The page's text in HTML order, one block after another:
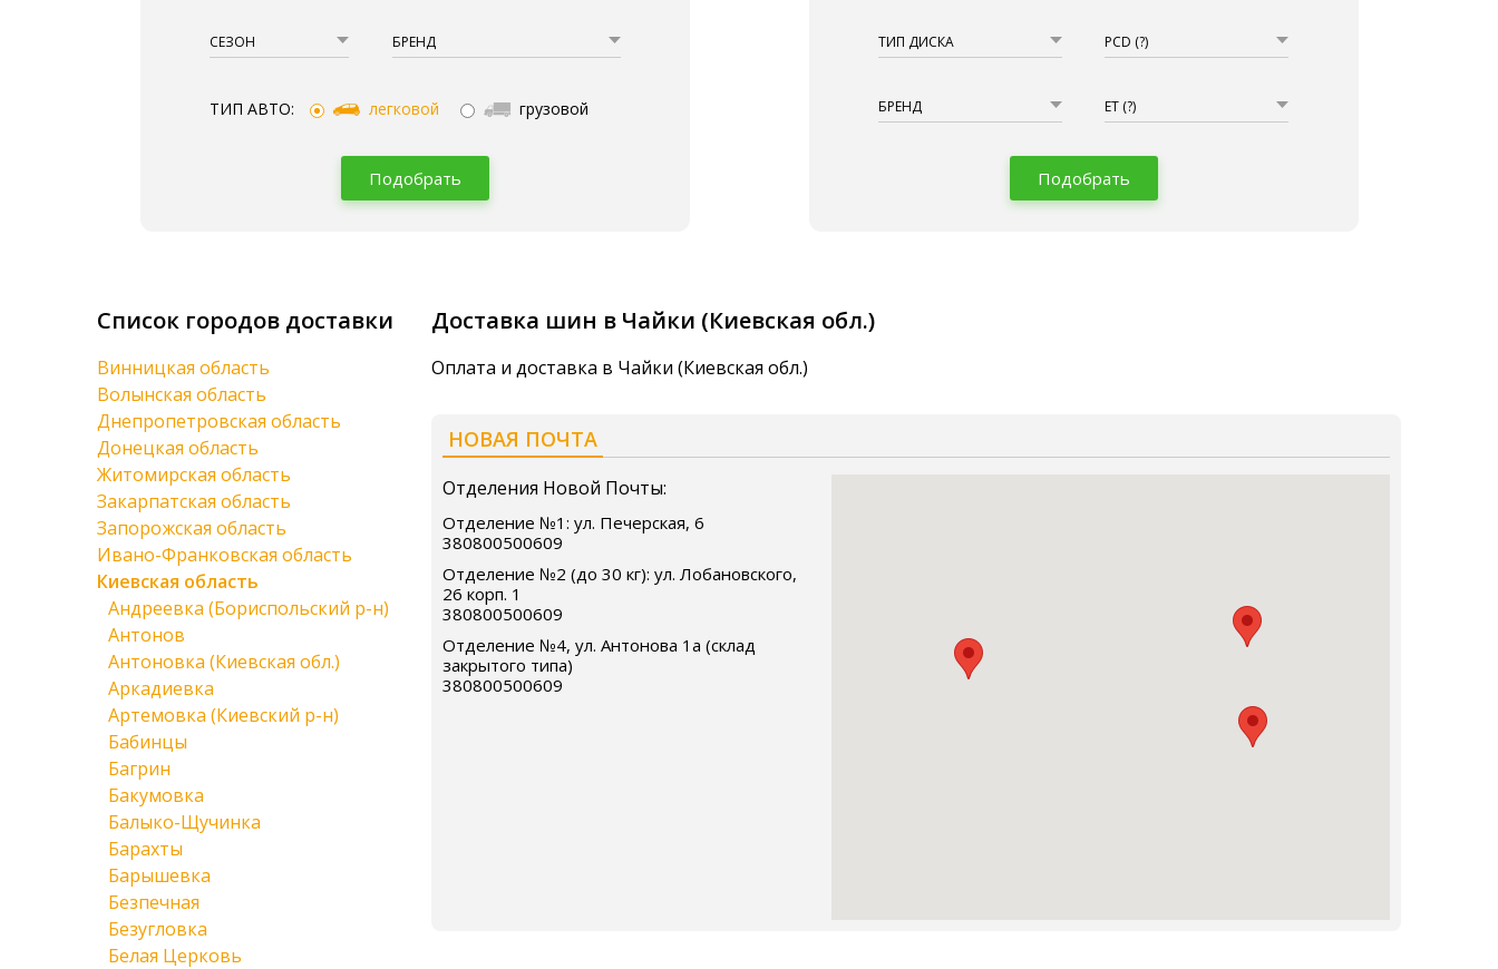
СЕЗОН БРЕНД
ТИП АВТО: легковой грузовой
Подобрать
ТИП ДИСКА PCD (?)
БРЕНД ET (?)
Подобрать
Доставка шин в Чайки (Киевская обл.)
Оплата и доставка в Чайки (Киевская обл.)
НОВАЯ ПОЧТА
Отделения Новой Почты:
Отделение №1: ул. Печерская, 6
380800500609
Отделение №2 (до 30 кг): ул. Лобановского,
26 корп. 1
380800500609
Отделение №4, ул. Антонова 1а (склад
закрытого типа)
380800500609
Список городов доставки
Винницкая область
Волынская область
Днепропетровская область
Донецкая область
Житомирская область
Закарпатская область
Запорожская область
Ивано-Франковская область
Киевская область
Андреевка (Бориспольский р-н)
Антонов
Антоновка (Киевская обл.)
Аркадиевка
Артемовка (Киевский р-н)
Бабинцы
Багрин
Бакумовка
Балыко-Щучинка
Барахты
Барышевка
Безпечная
Безугловка
Белая Церковь